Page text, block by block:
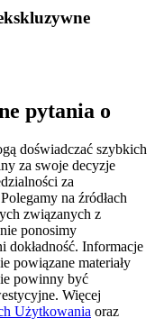
pytania o
doświadczać szybkich
za swoje decyzje
za
na źródłach
związanych z
ponosimy
dokładność. Informacje
powiązane materiały
powinny być
Więcej
Użytkowania oraz